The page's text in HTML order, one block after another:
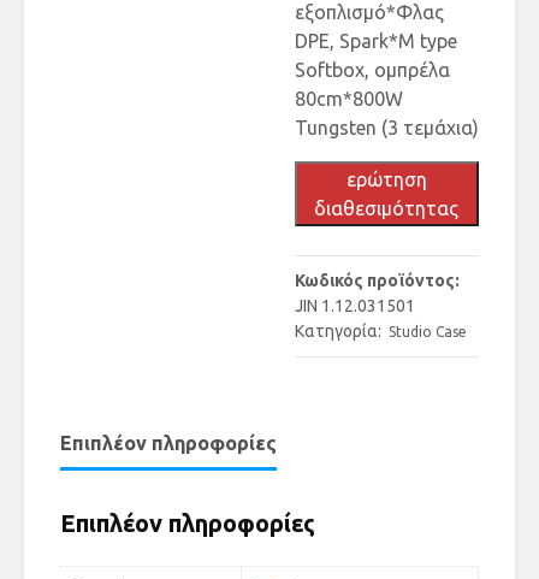
εξοπλισμό*Φλας
DPE, Spark*M type
Softbox, ομπρέλα
80cm*800W
Tungsten (3 τεμάχια)
ερώτηση
διαθεσιμότητας
Κωδικός προϊόντος:
JIN 1.12.031501
Κατηγορία:
Studio Case
Επιπλέον πληροφορίες
Επιπλέον πληροφορίες